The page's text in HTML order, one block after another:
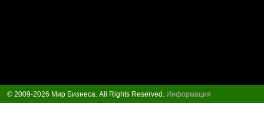
© 2009-2026 Мир Бизнеса. All Rights Reserved. Информация